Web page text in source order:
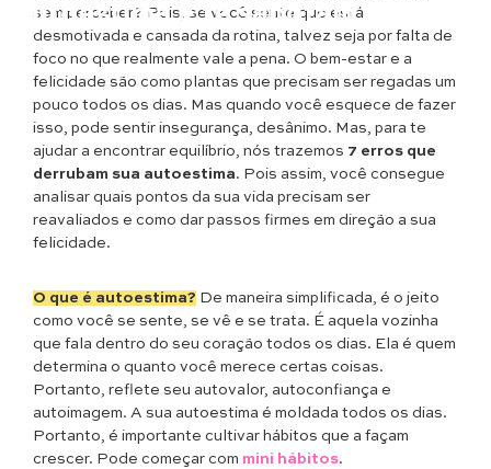
autoestima e te sabotam
sem perceber? Pois, se você sente que está
desmotivada e cansada da rotina, talvez seja por falta de
foco no que realmente vale a pena. O bem-estar e a
felicidade são como plantas que precisam ser regadas um
pouco todos os dias. Mas quando você esquece de fazer
isso, pode sentir insegurança, desânimo. Mas, para te
ajudar a encontrar equilíbrio, nós trazemos 7 erros que
derrubam sua autoestima. Pois assim, você consegue
analisar quais pontos da sua vida precisam ser
reavaliados e como dar passos firmes em direção a sua
felicidade.
O que é autoestima? De maneira simplificada, é o jeito
como você se sente, se vê e se trata. É aquela vozinha
que fala dentro do seu coração todos os dias. Ela é quem
determina o quanto você merece certas coisas.
Portanto, reflete seu autovalor, autoconfiança e
autoimagem. A sua autoestima é moldada todos os dias.
Portanto, é importante cultivar hábitos que a façam
crescer. Pode começar com mini hábitos.